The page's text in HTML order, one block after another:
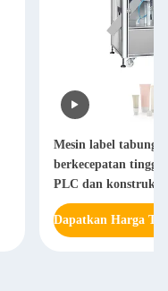
Mesin label tabung
berkecepatan tinggi
PLC dan konstruksi
Dapatkan Harga